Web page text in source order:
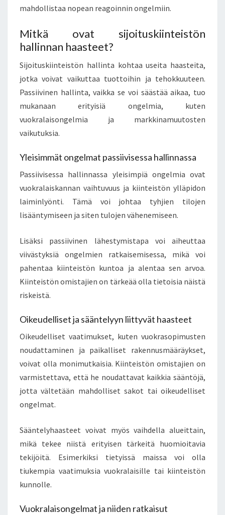
mahdollistaa nopean reagoinnin ongelmiin.
Mitkä ovat sijoituskiinteistön
hallinnan haasteet?
Sijoituskiinteistön hallinta kohtaa useita haasteita,
jotka voivat vaikuttaa tuottoihin ja tehokkuuteen.
Passiivinen hallinta, vaikka se voi säästää aikaa, tuo
mukanaan erityisiä ongelmia, kuten
vuokralaisongelmia ja markkinamuutosten
vaikutuksia.
Yleisimmät ongelmat passiivisessa hallinnassa
Passiivisessa hallinnassa yleisimpiä ongelmia ovat
vuokralaiskannan vaihtuvuus ja kiinteistön ylläpidon
laiminlyönti. Tämä voi johtaa tyhjien tilojen
lisääntymiseen ja siten tulojen vähenemiseen.
Lisäksi passiivinen lähestymistapa voi aiheuttaa
viivästyksiä ongelmien ratkaisemisessa, mikä voi
pahentaa kiinteistön kuntoa ja alentaa sen arvoa.
Kiinteistön omistajien on tärkeää olla tietoisia näistä
riskeistä.
Oikeudelliset ja sääntelyyn liittyvät haasteet
Oikeudelliset vaatimukset, kuten vuokrasopimusten
noudattaminen ja paikalliset rakennusmääräykset,
voivat olla monimutkaisia. Kiinteistön omistajien on
varmistettava, että he noudattavat kaikkia sääntöjä,
jotta vältetään mahdolliset sakot tai oikeudelliset
ongelmat.
Sääntelyhaasteet voivat myös vaihdella alueittain,
mikä tekee niistä erityisen tärkeitä huomioitavia
tekijöitä. Esimerkiksi tietyissä maissa voi olla
tiukempia vaatimuksia vuokralaisille tai kiinteistön
kunnolle.
Vuokralaisongelmat ja niiden ratkaisut